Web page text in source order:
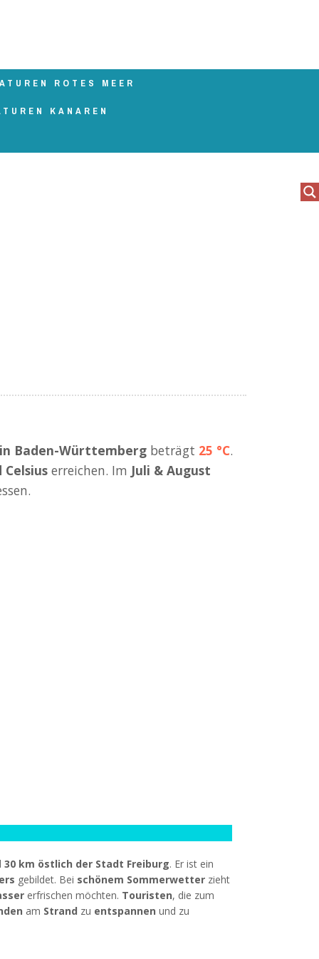
ROTES MEER
KANAREN
Baden-Württemberg beträgt 25 °C.
erreichen. Im Juli & August
30 km östlich der Stadt Freiburg. Er ist ein
gebildet. Bei schönem Sommerwetter zieht
erfrischen möchten. Touristen, die zum
am Strand zu entspannen und zu